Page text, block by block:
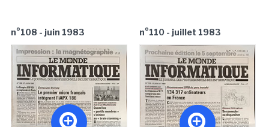
n°108 - juin 1983 n°110 - juillet 1983